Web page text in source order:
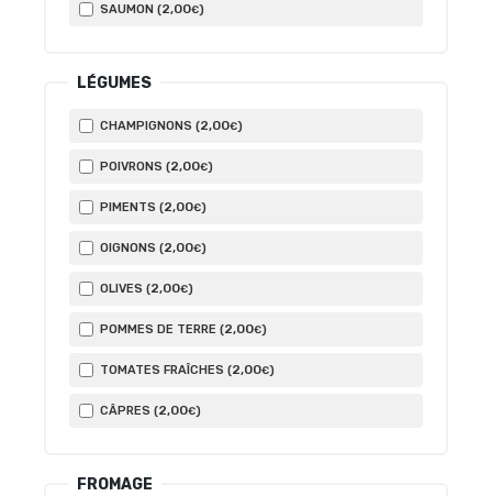
SAUMON (2,00€)
LÉGUMES
CHAMPIGNONS (2,00€)
POIVRONS (2,00€)
PIMENTS (2,00€)
OIGNONS (2,00€)
OLIVES (2,00€)
POMMES DE TERRE (2,00€)
TOMATES FRAÎCHES (2,00€)
CÂPRES (2,00€)
FROMAGE